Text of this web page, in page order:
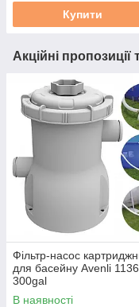
Купити
Акційні пропозиції
Фільтр-насос
для басейну Avenli
300gal
В наявності